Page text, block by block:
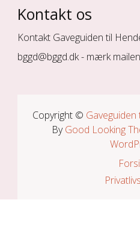
Kontakt os
Kontakt Gaveguiden til
bggd@bggd.dk- mærk
Copyright © Gaveguiden
ByGood Looking